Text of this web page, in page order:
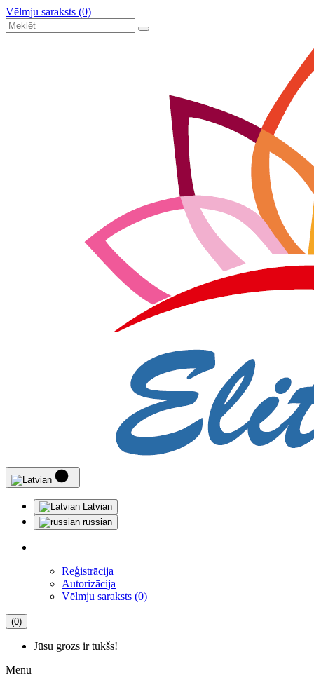
Vēlmju saraksts (0)
Latvian
russian
Reģistrācija
Autorizācija
Vēlmju saraksts (0)
(0)
Jūsu grozs ir tukšs!
Menu